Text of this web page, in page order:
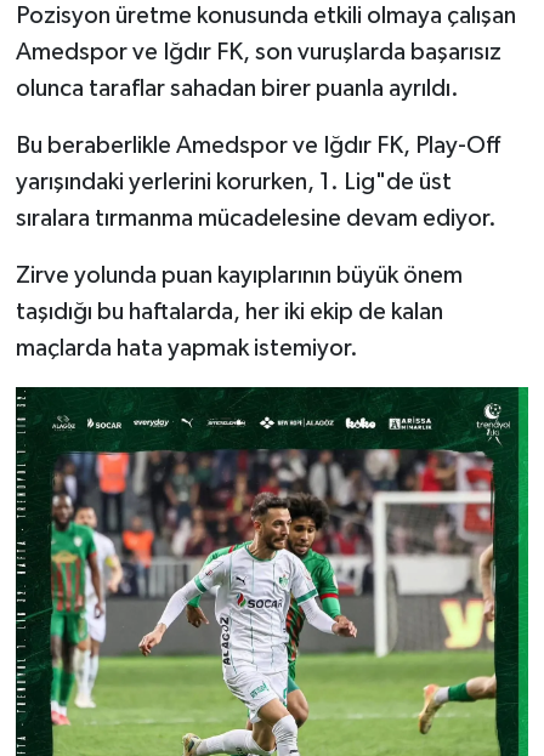
Pozisyon üretme konusunda etkili olmaya çalışan
Amedspor ve Iğdır FK, son vuruşlarda başarısız
olunca taraflar sahadan birer puanla ayrıldı.
Bu beraberlikle Amedspor ve Iğdır FK, Play-Off
yarışındaki yerlerini korurken, 1. Lig"de üst
sıralara tırmanma mücadelesine devam ediyor.
Zirve yolunda puan kayıplarının büyük önem
taşıdığı bu haftalarda, her iki ekip de kalan
maçlarda hata yapmak istemiyor.